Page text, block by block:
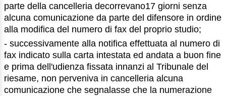
parte della cancelleria decorrevano17 giorni senza
alcuna comunicazione da parte del difensore in ordine
alla modifica del numero di fax del proprio studio;
- successivamente alla notifica effettuata al numero di
fax indicato sulla carta intestata ed andata a buon fine
e prima dell'udienza fissata innanzi al Tribunale del
riesame, non perveniva in cancelleria alcuna
comunicazione che segnalasse che la numerazione